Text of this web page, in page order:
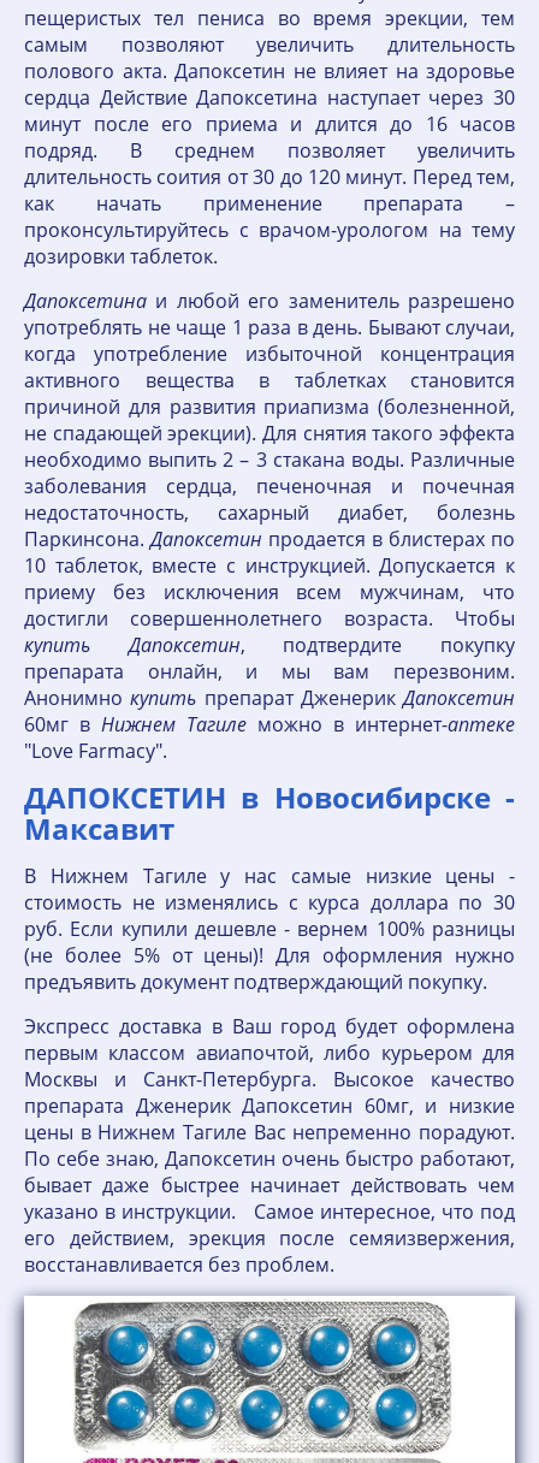
пещеристых тел пениса во время эрекции, тем
самым позволяют увеличить длительность
полового акта. Дапоксетин не влияет на здоровье
сердца Действие Дапоксетина наступает через 30
минут после его приема и длится до 16 часов
подряд. В среднем позволяет увеличить
длительность соития от 30 до 120 минут. Перед тем,
как начать применение препарата –
проконсультируйтесь с врачом-урологом на тему
дозировки таблеток.
Дапоксетина и любой его заменитель разрешено
употреблять не чаще 1 раза в день. Бывают случаи,
когда употребление избыточной концентрация
активного вещества в таблетках становится
причиной для развития приапизма (болезненной,
не спадающей эрекции). Для снятия такого эффекта
необходимо выпить 2 – 3 стакана воды. Различные
заболевания сердца, печеночная и почечная
недостаточность, сахарный диабет, болезнь
Паркинсона.Дапоксетин продается в блистерах по
10 таблеток, вместе с инструкцией. Допускается к
приему без исключения всем мужчинам, что
достигли совершеннолетнего возраста. Чтобы
купить
Дапоксетин, подтвердите покупку
препарата онлайн, и мы вам перезвоним.
Анонимнокупить препарат ДженерикДапоксетин
60мг в Нижнем Тагиле можно в интернет-аптеке
"Love Farmacy".
ДАПОКСЕТИН в Новосибирске -
Максавит
В Нижнем Тагиле у нас самые низкие цены -
стоимость не изменялись с курса доллара по 30
руб. Если купили дешевле - вернем 100% разницы
(не более 5% от цены)! Для оформления нужно
предъявить документ подтверждающий покупку.
Экспресс доставка в Ваш город будет оформлена
первым классом авиапочтой, либо курьером для
Москвы и Санкт-Петербурга. Высокое качество
препарата Дженерик Дапоксетин 60мг, и низкие
цены в Нижнем Тагиле Вас непременно порадуют.
По себе знаю, Дапоксетин очень быстро работают,
бывает даже быстрее начинает действовать чем
указано в инструкции. Самое интересное, что под
его действием, эрекция после семяизвержения,
восстанавливается без проблем.